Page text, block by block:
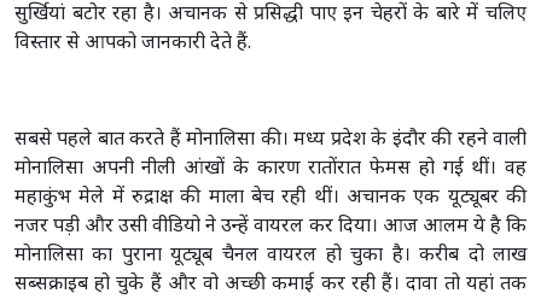
सुर्खियां बटोर रहा है। अचानक से प्रसिद्धी पाए इन चेहरों के बारे में चलिए
विस्तार से आपको जानकारी देते हैं.
सबसे पहले बात करते हैं मोनालिसा की। मध्य प्रदेश के इंदौर की रहने वाली
मोनालिसा अपनी नीली आंखों के कारण रातोंरात फेमस हो गई थीं। वह
महाकुंभ मेले में रुद्राक्ष की माला बेच रही थीं। अचानक एक यूट्यूबर की
नजर पड़ी और उसी वीडियो ने उन्हें वायरल कर दिया। आज आलम ये है कि
मोनालिसा का पुराना यूट्यूब चैनल वायरल हो चुका है। करीब दो लाख
सब्सक्राइब हो चुके हैं और वो अच्छी कमाई कर रही हैं। दावा तो यहां तक